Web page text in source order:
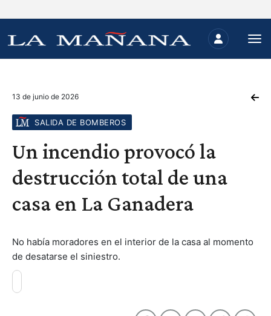
13 de junio de 2026
SALIDA DE BOMBEROS
Un incendio provocó la
destrucción total de una
casa en La Ganadera
No había moradores en el interior de la casa al momento
de desatarse el siniestro.